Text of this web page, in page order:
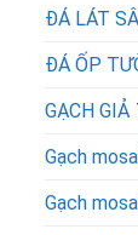
ĐÁ LÁT
ĐÁ ỐP
GẠCH GIẢ
Gạch
Gạch